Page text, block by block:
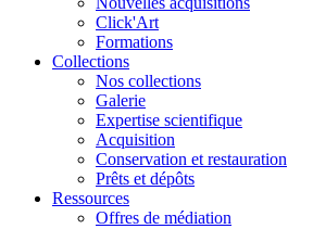
Click'Art
Formations
Collections
Nos collections
Galerie
Expertise scientifique
Acquisition
Conservation et restauration
Prêts et dépôts
Ressources
Offres de médiation